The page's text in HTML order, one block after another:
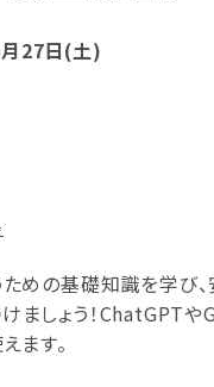
27日(土)
めの基礎知識を学び
ましょう！ChatGPT
ます。